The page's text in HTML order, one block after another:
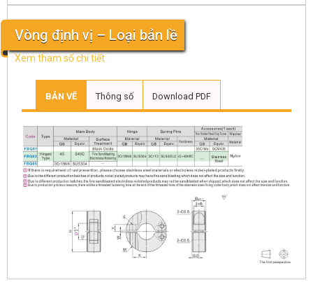
Vòng định vị – Loại bản lề
Xem tham số chi tiết
BẢN VẼ Thông số Download PDF